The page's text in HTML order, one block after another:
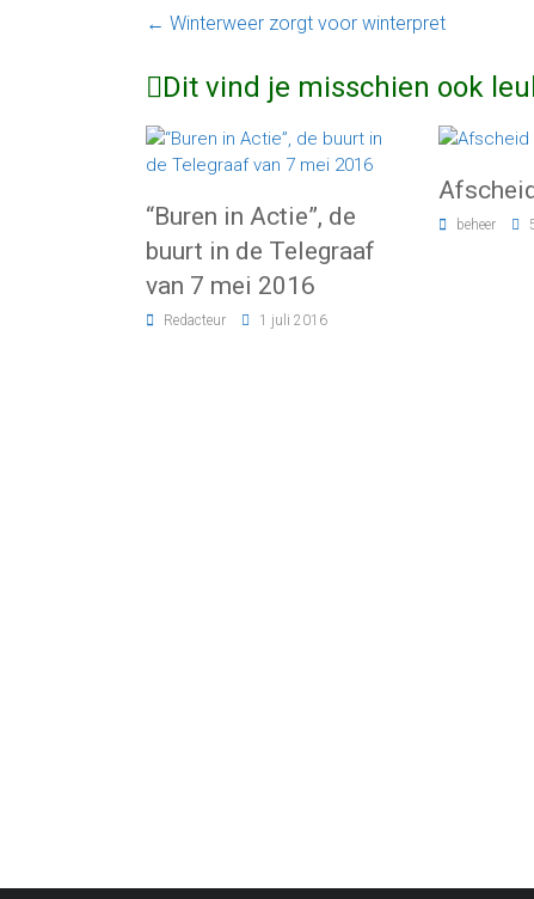
← Winterweer zorgt voor winterpret
Dit vind je misschien ook
“Buren in Actie”, de
buurt in de Telegraaf
van 7 mei 2016
Redacteur 1 juli 2016
beheer